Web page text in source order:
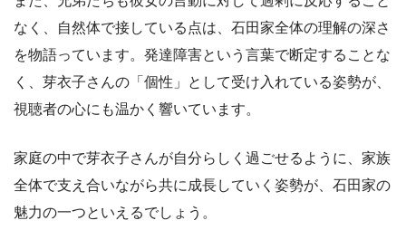
なく、自然体で接している点は、石田家全体の理解の深さ
を物語っています。発達障害という言葉で断定することな
く、芽衣子さんの「個性」として受け入れている姿勢が、
視聴者の心にも温かく響いています。
家庭の中で芽衣子さんが自分らしく過ごせるように、家族
全体で支え合いながら共に成長していく姿勢が、石田家の
魅力の一つといえるでしょう。